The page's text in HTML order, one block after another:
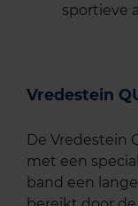
sportieve
Vredestein
De Vredestein
met een
band een